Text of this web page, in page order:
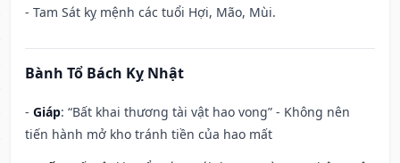
- Tam Sát kỵ mệnh các tuổi Hợi, Mão, Mùi.
Bành Tổ Bách Kỵ Nhật
- Giáp: “Bất khai thương tài vật hao vong” - Không nên
tiến hành mở kho tránh tiền của hao mất